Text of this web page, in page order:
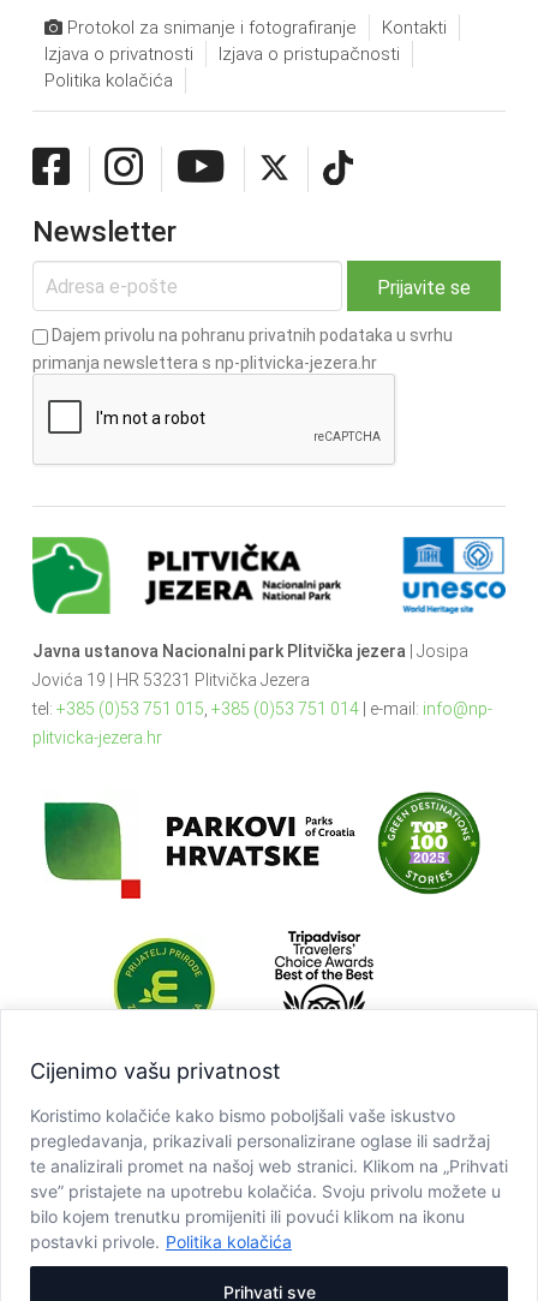
Cijenimo vašu privatnost
Koristimo kolačiće kako bismo poboljšali vaše iskustvo
pregledavanja, prikazivali personalizirane oglase ili sadržaj
te analizirali promet na našoj web stranici. Klikom na „Prihvati
sve” pristajete na upotrebu kolačića. Svoju privolu možete u
bilo kojem trenutku promijeniti ili povući klikom na ikonu
postavki privole. Politika kolačića
Prihvati sve
Protokol za snimanje i fotografiranje
Kontakti
Izjava o privatnosti
Izjava o pristupačnosti
Politika kolačića
Newsletter
Dajem privolu na pohranu privatnih podataka u svrhu
primanja newslettera s np-plitvicka-jezera.hr
Javna ustanova Nacionalni park Plitvička jezera | Josipa
Jovića 19 | HR 53231 Plitvička Jezera
tel: +385 (0)53 751 015 +385 (0)53 751 014| e-mail: info@np-
plitvicka-jezera.hr